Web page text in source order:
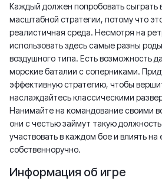
Каждый должен попробовать сыграть
масштабной стратегии, потому что
реалистичная среда. Несмотря на
использовать здесь самые разны
воздушного типа. Есть возможность
морские баталии с соперниками.
эффективную стратегию, чтобы
наслаждайтесь классическими
Нанимайте на командование своими
они с честью займут такую
участвовать в каждом бое и влиять на
собственноручно.
Информация об игре